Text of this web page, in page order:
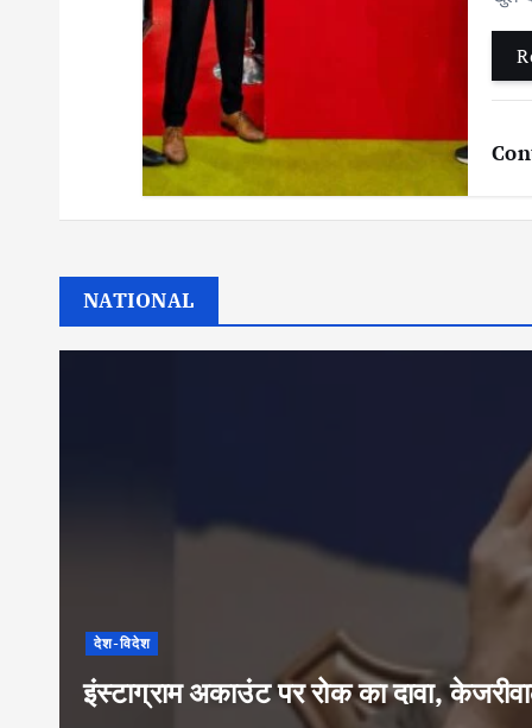
NATIONAL
देश-विदेश
इंस्टाग्राम अकाउंट पर रोक का दावा,